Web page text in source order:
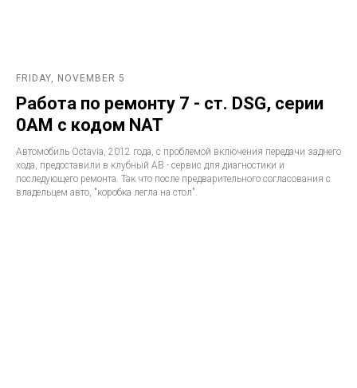
FRIDAY, NOVEMBER 5
Работа по ремонту 7 - ст. DSG, серии
0AM с кодом NAT
Автомобиль Octavia, 2012 года, с проблемой включения передачи заднего
хода, предоставили в клубный АВ - сервис для диагностики и
последующего ремонта. Так что после предварительного согласования с
владельцем авто, "коробка легла на стол".